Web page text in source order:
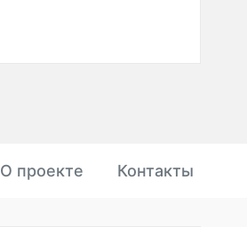
О проекте Контакты